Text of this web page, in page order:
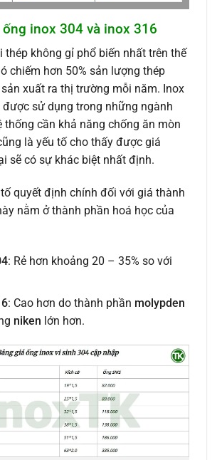
ống inox 304 và inox 316
thép không gỉ phổ biến nhất trên thế
chiếm hơn 50% sản lượng thép
xuất ra thị trường mỗi năm. Inox
sử dụng trong những ngành
thống cần khả năng chống ăn mòn
là yếu tố cho thấy được giá
sẽ có sự khác biệt nhất định.
quyết định chính đối với giá thành
nằm ở thành phần hoá học của
: Rẻ hơn khoảng 20 – 35% so với
: Cao hơn do thành phần molypden
niken lớn hơn.